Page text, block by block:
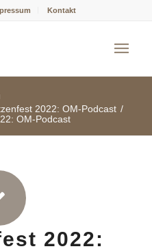
Kontakt
2022: OM-Podcast /
OM-Podcast
2022: